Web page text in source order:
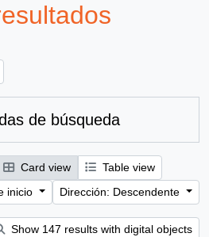
de búsqueda
Card view
Table view
inicio
Dirección: Descendente
Show 147 results with digital objects